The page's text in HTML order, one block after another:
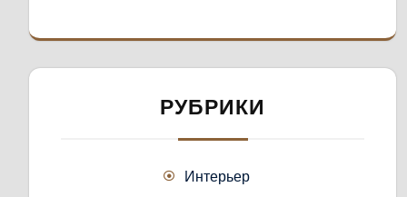
РУБРИКИ
Интерьер